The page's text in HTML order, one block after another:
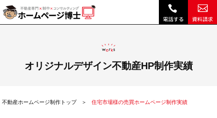
オリジナルデザイン不動産HP制作実績
不動産ホームページ制作トップ 住宅市場様の売買ホームページ制作実績